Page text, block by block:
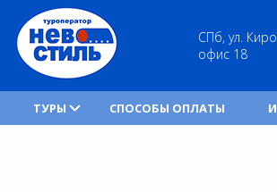
СПб, ул.
офис 18
ТУРЫ СПОСОБЫ ОПЛАТЫ